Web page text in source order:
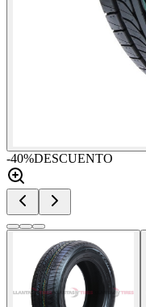
-40%DESCUENTO